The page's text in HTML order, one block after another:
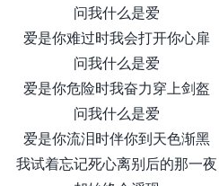
问我什么是爱
爱是你难过时我会打开你心扉
问我什么是爱
爱是你危险时我奋力穿上剑盔
问我什么是爱
爱是你流泪时伴你到天色渐黑
我试着忘记死心离别后的那一夜